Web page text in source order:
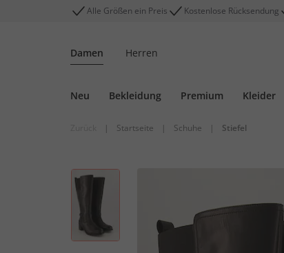
Alle Größen ein Preis Kostenlose Rücksendung
Damen Herren
Neu Bekleidung Premium Kleider
| Startseite | Schuhe | Stiefel